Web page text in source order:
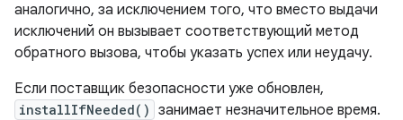
аналогично, за исключением того, что вместо выдачи
исключений он вызывает соответствующий метод
обратного вызова, чтобы указать успех или неудачу.
Если поставщик безопасности уже обновлен,
installIfNeeded() занимает незначительное время.